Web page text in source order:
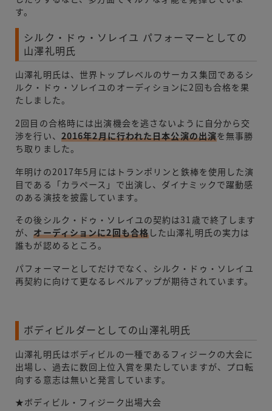
す。
シルク・ドゥ・ソレイユ パフォーマーとしての
山澤礼明氏
山澤礼明氏は、世界トップレベルのサーカス集団であるシ
ルク・ドゥ・ソレイユのオーディションに2回も合格を果
たしました。
2回目の合格時には出演機会を逃さないように自分から交
渉を行い、 2016年2月に行われた日本公演の出演を無事勝
ち取りました。
年明けの2017年5月にはトランポリンと鉄棒を使用した演
目である「カラペース」で出演し、ダイナミックで躍動感
のある演技を披露しています。
その後シルク・ドゥ・ソレイユの契約は31歳で終了します
が、オーディションに2回も合格した山澤礼明氏の実力は
誰もが認めるところ。
パフォーマーとしてだけでなく、シルク・ドゥ・ソレイユ
再契約に向けて更なるレベルアップが期待されています。
ボディビルダーとしての山澤礼明氏
山澤礼明氏はボディビルの一種であるフィジークの大会に
出場し、過去に数回上位入賞を果たしていますが、プロ転
向する意志は無いと発言しています。
★ボディビル・フィジーク出場大会